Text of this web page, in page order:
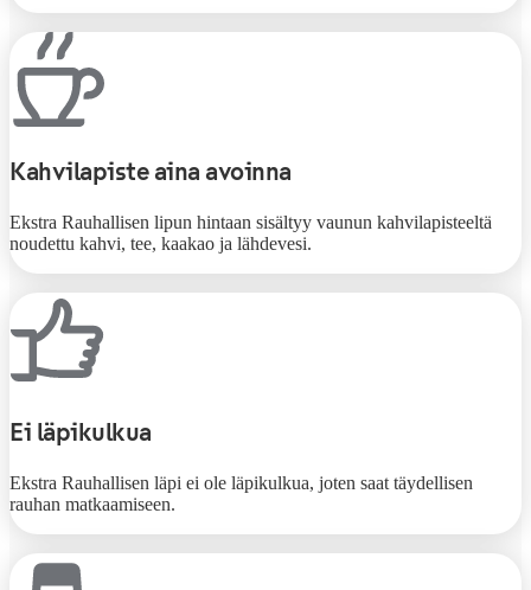
Kahvilapiste aina avoinna
Ekstra Rauhallisen lipun hintaan sisältyy vaunun kahvilapisteeltä
noudettu kahvi, tee, kaakao ja lähdevesi.
Ei läpikulkua
Ekstra Rauhallisen läpi ei ole läpikulkua, joten saat täydellisen
rauhan matkaamiseen.